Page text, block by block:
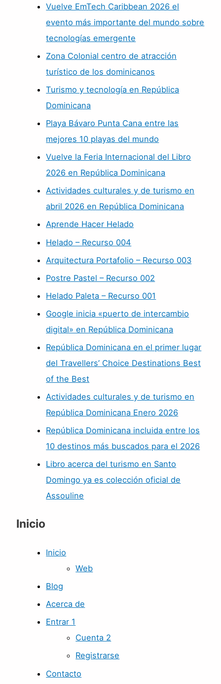
Vuelve EmTech Caribbean 2026 el
evento más importante del mundo sobre
tecnologías emergente
Zona Colonial centro de atracción
turístico de los dominicanos
Turismo y tecnología en República
Dominicana
Playa Bávaro Punta Cana entre las
mejores 10 playas del mundo
Vuelve la Feria Internacional del Libro
2026 en República Dominicana
Actividades culturales y de turismo en
abril 2026 en República Dominicana
Aprende Hacer Helado
Helado – Recurso 004
Arquitectura Portafolio – Recurso 003
Postre Pastel – Recurso 002
Helado Paleta – Recurso 001
Google inicia «puerto de intercambio
digital» en República Dominicana
República Dominicana en el primer lugar
del Travellers’ Choice Destinations Best
of the Best
Actividades culturales y de turismo en
República Dominicana Enero 2026
República Dominicana incluida entre los
10 destinos más buscados para el 2026
Libro acerca del turismo en Santo
Domingo ya es colección oficial de
Assouline
Inicio
Inicio
Web
Blog
Acerca de
Entrar 1
Cuenta 2
Registrarse
Contacto